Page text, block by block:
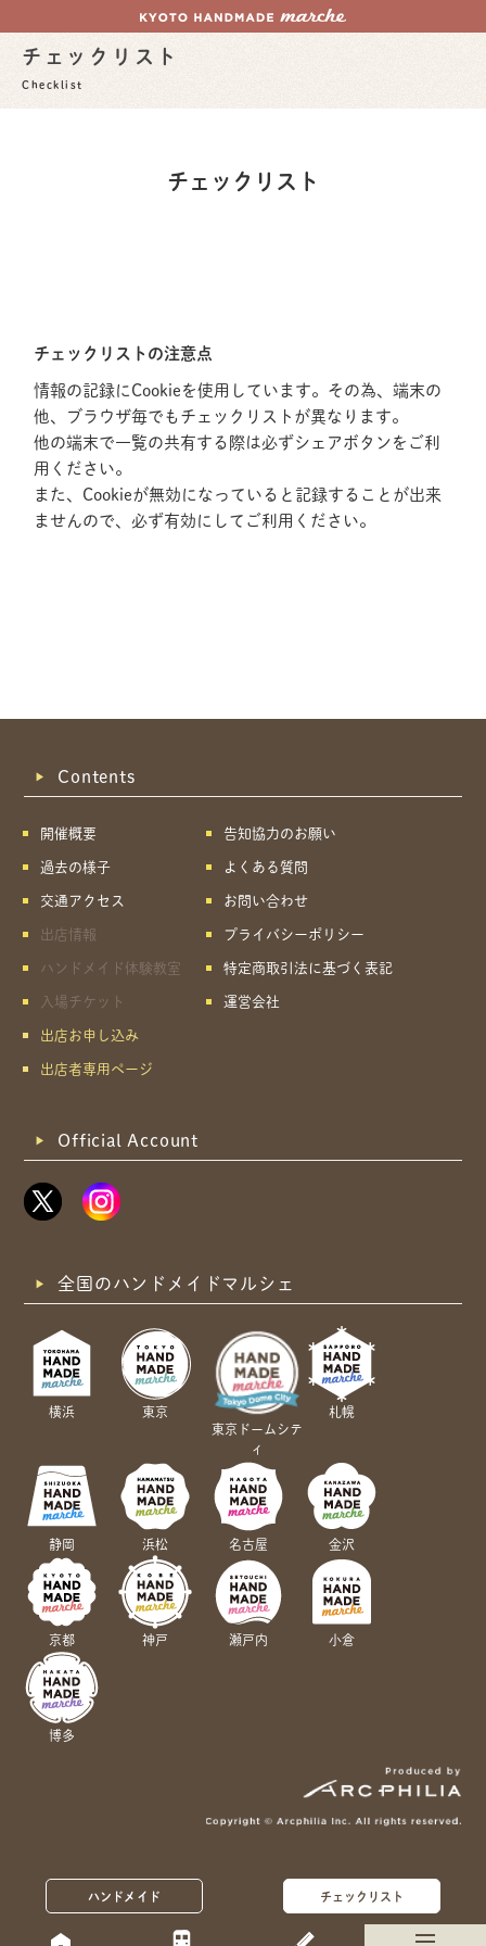
ハンドメイド チェックリスト
チェックリスト
Checklist
チェックリスト
チェックリストの注意点
情報の記録にCookieを使用しています。その為、端末の
他、ブラウザ毎でもチェックリストが異なります。
他の端末で一覧の共有する際は必ずシェアボタンをご利
用ください。
また、Cookieが無効になっていると記録することが出来
ませんので、必ず有効にしてご利用ください。
Contents
開催概要
過去の様子
交通アクセス
出店情報
ハンドメイド体験教室
入場チケット
出店お申し込み
出店者専用ページ
告知協力のお願い
よくある質問
お問い合わせ
プライバシーポリシー
特定商取引法に基づく表記
運営会社
Official Account
全国のハンドメイドマルシェ
横浜
東京
東京ドームシテ
ィ
札幌
静岡 浜松 名古屋 金沢
京都 神戸 瀬戸内 小倉
博多